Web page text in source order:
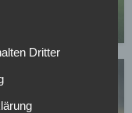
Dritter